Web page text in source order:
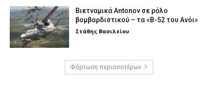
Βιετναμικά Antonov σε ρόλο
βομβαρδιστικού – τα «Β-52 του Ανόι»
Στάθης Βασιλείου
Φόρτωση περισσοτέρων